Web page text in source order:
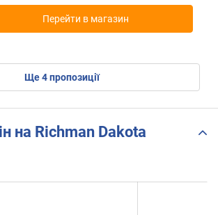
Перейти в магазин
ще4пропозиції
на Richman Dakota